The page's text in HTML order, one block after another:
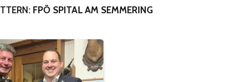
FPÖ SPITAL AM SEMMERING